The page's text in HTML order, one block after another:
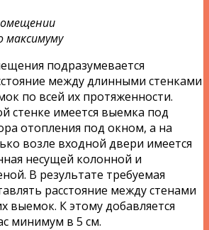
максимуму
подразумевается
между длинными стенками
по всей их протяженности.
стенке имеется выемка под
отопления под окном, а на
возле входной двери имеется
несущей колонной и
В результате требуемая
расстояние между стенами
выемок. К этому добавляется
минимум в 5 см.